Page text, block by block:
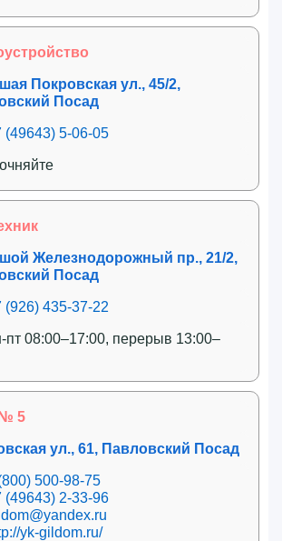
Покровская ул., 45/2,
Посад
(49643) 5-06-05
Железнодорожный пр., 21/2,
Посад
(926) 435-37-22
пт 08:00–17:00, перерыв 13:00–
5
ул., 61, Павловский Посад
500-98-75
(49643) 2-33-96
yk-gildom.ru/